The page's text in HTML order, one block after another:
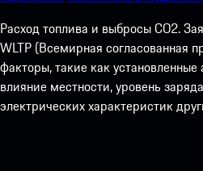
Расход топлива и выбросы СО2.
WLTP (Всемирная согласованная
факторы, такие как
влияние местности, уровень
электрических характеристик